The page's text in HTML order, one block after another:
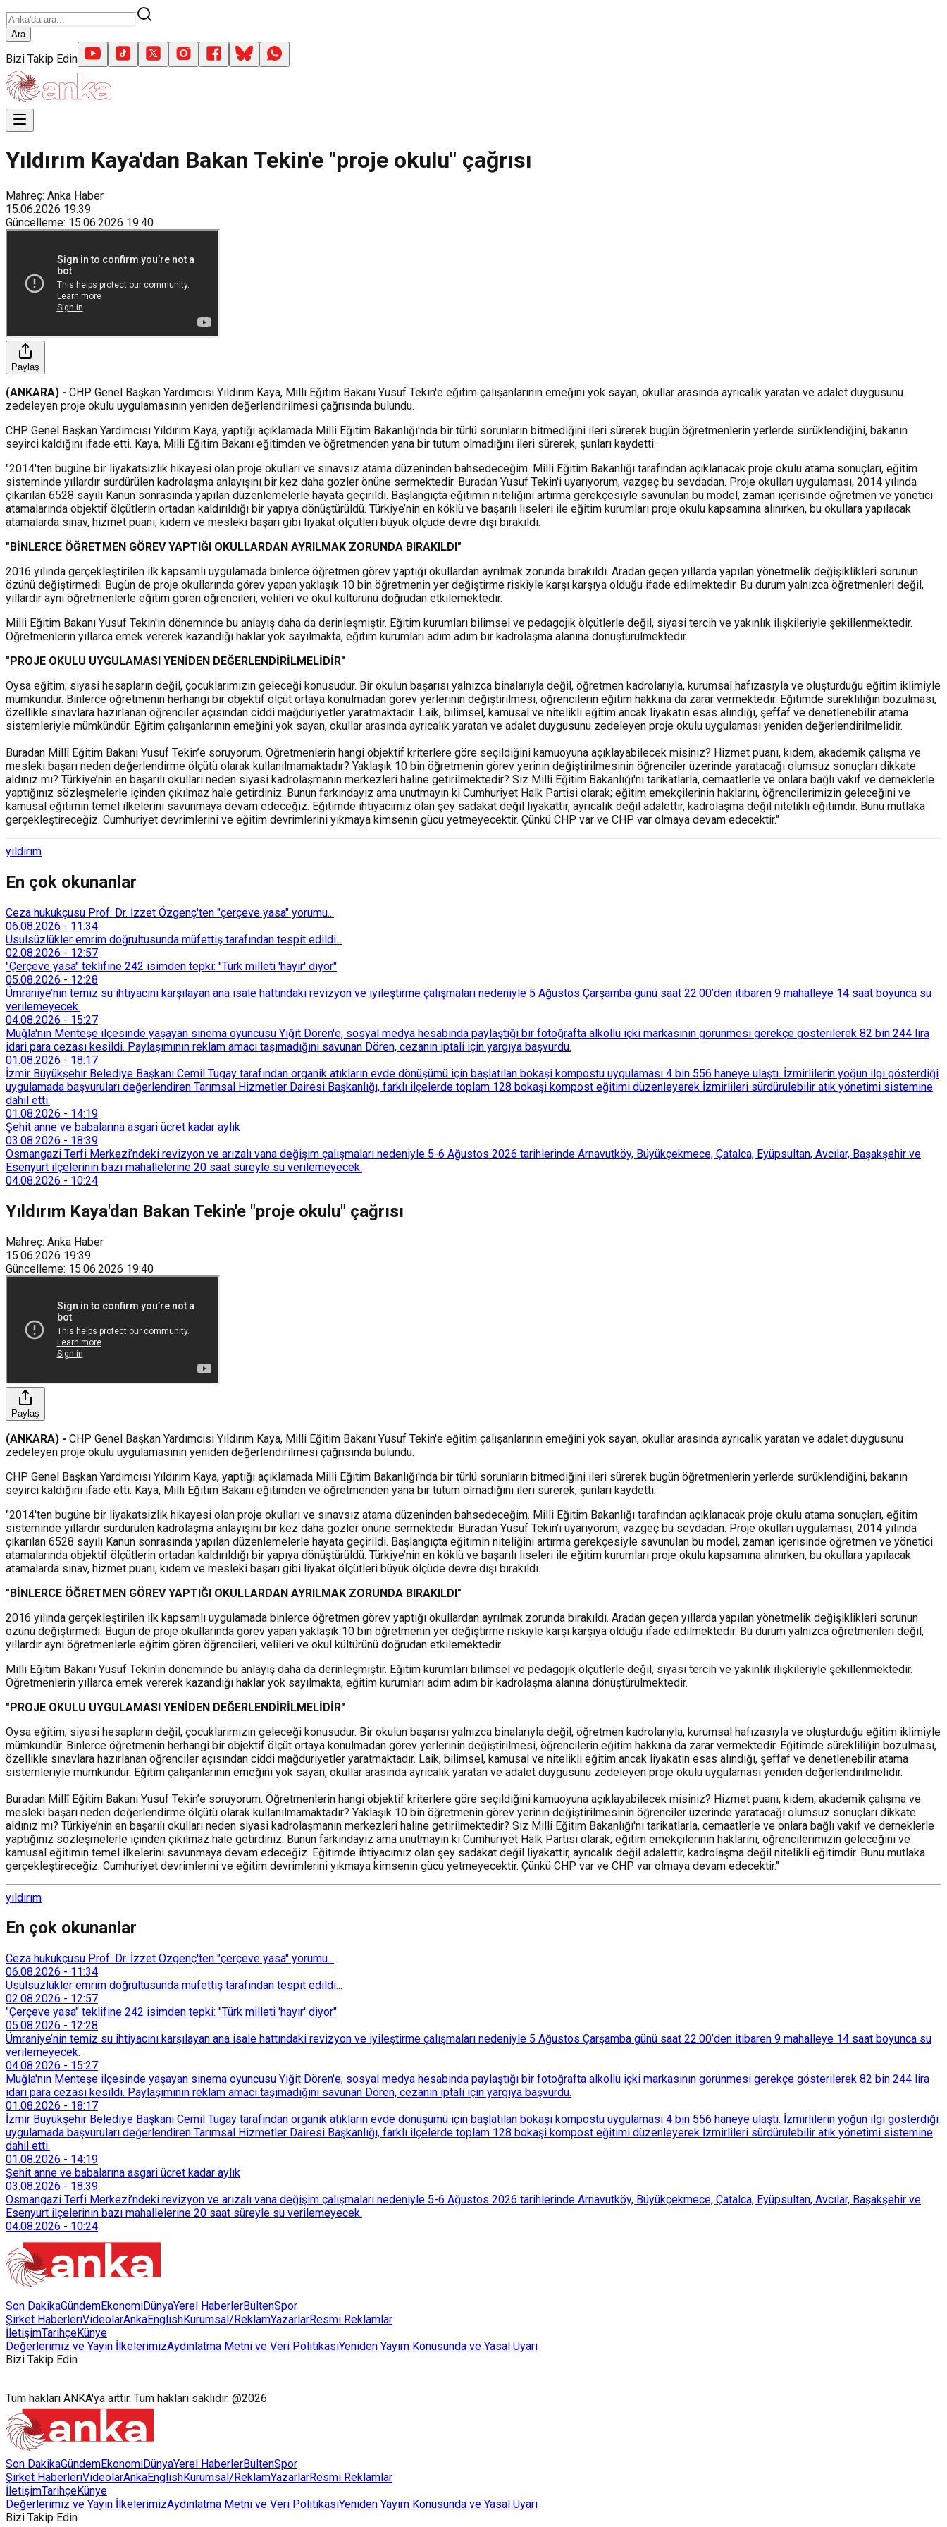
Ara
Bizi Takip Edin
Yıldırım Kaya'dan Bakan Tekin'e "proje okulu" çağrısı
Mahreç: Anka Haber
15.06.2026 19:39
Güncelleme: 15.06.2026 19:40
Paylaş
(ANKARA) - CHP Genel Başkan Yardımcısı Yıldırım Kaya, Milli Eğitim Bakanı Yusuf Tekin'e eğitim çalışanlarının emeğini yok sayan, okullar arasında ayrıcalık yaratan ve adalet duygusunu
zedeleyen proje okulu uygulamasının yeniden değerlendirilmesi çağrısında bulundu.
CHP Genel Başkan Yardımcısı Yıldırım Kaya, yaptığı açıklamada Milli Eğitim Bakanlığı'nda bir türlü sorunların bitmediğini ileri sürerek bugün öğretmenlerin yerlerde sürüklendiğini, bakanın
seyirci kaldığını ifade etti. Kaya, Milli Eğitim Bakanı eğitimden ve öğretmenden yana bir tutum olmadığını ileri sürerek, şunları kaydetti:
"2014'ten bugüne bir liyakatsizlik hikayesi olan proje okulları ve sınavsız atama düzeninden bahsedeceğim. Milli Eğitim Bakanlığı tarafından açıklanacak proje okulu atama sonuçları, eğitim
sisteminde yıllardır sürdürülen kadrolaşma anlayışını bir kez daha gözler önüne sermektedir. Buradan Yusuf Tekin'i uyarıyorum, vazgeç bu sevdadan. Proje okulları uygulaması, 2014 yılında
çıkarılan 6528 sayılı Kanun sonrasında yapılan düzenlemelerle hayata geçirildi. Başlangıçta eğitimin niteliğini artırma gerekçesiyle savunulan bu model, zaman içerisinde öğretmen ve yönetici
atamalarında objektif ölçütlerin ortadan kaldırıldığı bir yapıya dönüştürüldü. Türkiye’nin en köklü ve başarılı liseleri ile eğitim kurumları proje okulu kapsamına alınırken, bu okullara yapılacak
atamalarda sınav, hizmet puanı, kıdem ve mesleki başarı gibi liyakat ölçütleri büyük ölçüde devre dışı bırakıldı.
"BİNLERCE ÖĞRETMEN GÖREV YAPTIĞI OKULLARDAN AYRILMAK ZORUNDA BIRAKILDI"
2016 yılında gerçekleştirilen ilk kapsamlı uygulamada binlerce öğretmen görev yaptığı okullardan ayrılmak zorunda bırakıldı. Aradan geçen yıllarda yapılan yönetmelik değişiklikleri sorunun
özünü değiştirmedi. Bugün de proje okullarında görev yapan yaklaşık 10 bin öğretmenin yer değiştirme riskiyle karşı karşıya olduğu ifade edilmektedir. Bu durum yalnızca öğretmenleri değil,
yıllardır aynı öğretmenlerle eğitim gören öğrencileri, velileri ve okul kültürünü doğrudan etkilemektedir.
Milli Eğitim Bakanı Yusuf Tekin'in döneminde bu anlayış daha da derinleşmiştir. Eğitim kurumları bilimsel ve pedagojik ölçütlerle değil, siyasi tercih ve yakınlık ilişkileriyle şekillenmektedir.
Öğretmenlerin yıllarca emek vererek kazandığı haklar yok sayılmakta, eğitim kurumları adım adım bir kadrolaşma alanına dönüştürülmektedir.
"PROJE OKULU UYGULAMASI YENİDEN DEĞERLENDİRİLMELİDİR"
Oysa eğitim; siyasi hesapların değil, çocuklarımızın geleceği konusudur. Bir okulun başarısı yalnızca binalarıyla değil, öğretmen kadrolarıyla, kurumsal hafızasıyla ve oluşturduğu eğitim iklimiyle
mümkündür. Binlerce öğretmenin herhangi bir objektif ölçüt ortaya konulmadan görev yerlerinin değiştirilmesi, öğrencilerin eğitim hakkına da zarar vermektedir. Eğitimde sürekliliğin bozulması,
özellikle sınavlara hazırlanan öğrenciler açısından ciddi mağduriyetler yaratmaktadır. Laik, bilimsel, kamusal ve nitelikli eğitim ancak liyakatin esas alındığı, şeffaf ve denetlenebilir atama
sistemleriyle mümkündür. Eğitim çalışanlarının emeğini yok sayan, okullar arasında ayrıcalık yaratan ve adalet duygusunu zedeleyen proje okulu uygulaması yeniden değerlendirilmelidir.
Buradan Millî Eğitim Bakanı Yusuf Tekin’e soruyorum. Öğretmenlerin hangi objektif kriterlere göre seçildiğini kamuoyuna açıklayabilecek misiniz? Hizmet puanı, kıdem, akademik çalışma ve
mesleki başarı neden değerlendirme ölçütü olarak kullanılmamaktadır? Yaklaşık 10 bin öğretmenin görev yerinin değiştirilmesinin öğrenciler üzerinde yaratacağı olumsuz sonuçları dikkate
aldınız mı? Türkiye’nin en başarılı okulları neden siyasi kadrolaşmanın merkezleri haline getirilmektedir? Siz Milli Eğitim Bakanlığı'nı tarikatlarla, cemaatlerle ve onlara bağlı vakıf ve derneklerle
yaptığınız sözleşmelerle içinden çıkılmaz hale getirdiniz. Bunun farkındayız ama unutmayın ki Cumhuriyet Halk Partisi olarak; eğitim emekçilerinin haklarını, öğrencilerimizin geleceğini ve
kamusal eğitimin temel ilkelerini savunmaya devam edeceğiz. Eğitimde ihtiyacımız olan şey sadakat değil liyakattir, ayrıcalık değil adalettir, kadrolaşma değil nitelikli eğitimdir. Bunu mutlaka
gerçekleştireceğiz. Cumhuriyet devrimlerini ve eğitim devrimlerini yıkmaya kimsenin gücü yetmeyecektir. Çünkü CHP var ve CHP var olmaya devam edecektir."
yıldırım
En çok okunanlar
Ceza hukukçusu Prof. Dr. İzzet Özgenç'ten "çerçeve yasa" yorumu...
06.08.2026 - 11:34
Usulsüzlükler emrim doğrultusunda müfettiş tarafından tespit edildi...
02.08.2026 - 12:57
"Çerçeve yasa" teklifine 242 isimden tepki: "Türk milleti 'hayır' diyor"
05.08.2026 - 12:28
Ümraniye’nin temiz su ihtiyacını karşılayan ana isale hattındaki revizyon ve iyileştirme çalışmaları nedeniyle 5 Ağustos Çarşamba günü saat 22.00’den itibaren 9 mahalleye 14 saat boyunca su
verilemeyecek.
04.08.2026 - 15:27
Muğla'nın Menteşe ilçesinde yaşayan sinema oyuncusu Yiğit Dören'e, sosyal medya hesabında paylaştığı bir fotoğrafta alkollü içki markasının görünmesi gerekçe gösterilerek 82 bin 244 lira
idari para cezası kesildi. Paylaşımının reklam amacı taşımadığını savunan Dören, cezanın iptali için yargıya başvurdu.
01.08.2026 - 18:17
İzmir Büyükşehir Belediye Başkanı Cemil Tugay tarafından organik atıkların evde dönüşümü için başlatılan bokaşi kompostu uygulaması 4 bin 556 haneye ulaştı. İzmirlilerin yoğun ilgi gösterdiği
uygulamada başvuruları değerlendiren Tarımsal Hizmetler Dairesi Başkanlığı, farklı ilçelerde toplam 128 bokaşi kompost eğitimi düzenleyerek İzmirlileri sürdürülebilir atık yönetimi sistemine
dahil etti.
01.08.2026 - 14:19
Şehit anne ve babalarına asgari ücret kadar aylık
03.08.2026 - 18:39
Osmangazi Terfi Merkezi’ndeki revizyon ve arızalı vana değişim çalışmaları nedeniyle 5-6 Ağustos 2026 tarihlerinde Arnavutköy, Büyükçekmece, Çatalca, Eyüpsultan, Avcılar, Başakşehir ve
Esenyurt ilçelerinin bazı mahallelerine 20 saat süreyle su verilemeyecek.
04.08.2026 - 10:24
Yıldırım Kaya'dan Bakan Tekin'e "proje okulu" çağrısı
Mahreç: Anka Haber
15.06.2026 19:39
Güncelleme: 15.06.2026 19:40
Paylaş
(ANKARA) - CHP Genel Başkan Yardımcısı Yıldırım Kaya, Milli Eğitim Bakanı Yusuf Tekin'e eğitim çalışanlarının emeğini yok sayan, okullar arasında ayrıcalık yaratan ve adalet duygusunu
zedeleyen proje okulu uygulamasının yeniden değerlendirilmesi çağrısında bulundu.
CHP Genel Başkan Yardımcısı Yıldırım Kaya, yaptığı açıklamada Milli Eğitim Bakanlığı'nda bir türlü sorunların bitmediğini ileri sürerek bugün öğretmenlerin yerlerde sürüklendiğini, bakanın
seyirci kaldığını ifade etti. Kaya, Milli Eğitim Bakanı eğitimden ve öğretmenden yana bir tutum olmadığını ileri sürerek, şunları kaydetti:
"2014'ten bugüne bir liyakatsizlik hikayesi olan proje okulları ve sınavsız atama düzeninden bahsedeceğim. Milli Eğitim Bakanlığı tarafından açıklanacak proje okulu atama sonuçları, eğitim
sisteminde yıllardır sürdürülen kadrolaşma anlayışını bir kez daha gözler önüne sermektedir. Buradan Yusuf Tekin'i uyarıyorum, vazgeç bu sevdadan. Proje okulları uygulaması, 2014 yılında
çıkarılan 6528 sayılı Kanun sonrasında yapılan düzenlemelerle hayata geçirildi. Başlangıçta eğitimin niteliğini artırma gerekçesiyle savunulan bu model, zaman içerisinde öğretmen ve yönetici
atamalarında objektif ölçütlerin ortadan kaldırıldığı bir yapıya dönüştürüldü. Türkiye’nin en köklü ve başarılı liseleri ile eğitim kurumları proje okulu kapsamına alınırken, bu okullara yapılacak
atamalarda sınav, hizmet puanı, kıdem ve mesleki başarı gibi liyakat ölçütleri büyük ölçüde devre dışı bırakıldı.
"BİNLERCE ÖĞRETMEN GÖREV YAPTIĞI OKULLARDAN AYRILMAK ZORUNDA BIRAKILDI"
2016 yılında gerçekleştirilen ilk kapsamlı uygulamada binlerce öğretmen görev yaptığı okullardan ayrılmak zorunda bırakıldı. Aradan geçen yıllarda yapılan yönetmelik değişiklikleri sorunun
özünü değiştirmedi. Bugün de proje okullarında görev yapan yaklaşık 10 bin öğretmenin yer değiştirme riskiyle karşı karşıya olduğu ifade edilmektedir. Bu durum yalnızca öğretmenleri değil,
yıllardır aynı öğretmenlerle eğitim gören öğrencileri, velileri ve okul kültürünü doğrudan etkilemektedir.
Milli Eğitim Bakanı Yusuf Tekin'in döneminde bu anlayış daha da derinleşmiştir. Eğitim kurumları bilimsel ve pedagojik ölçütlerle değil, siyasi tercih ve yakınlık ilişkileriyle şekillenmektedir.
Öğretmenlerin yıllarca emek vererek kazandığı haklar yok sayılmakta, eğitim kurumları adım adım bir kadrolaşma alanına dönüştürülmektedir.
"PROJE OKULU UYGULAMASI YENİDEN DEĞERLENDİRİLMELİDİR"
Oysa eğitim; siyasi hesapların değil, çocuklarımızın geleceği konusudur. Bir okulun başarısı yalnızca binalarıyla değil, öğretmen kadrolarıyla, kurumsal hafızasıyla ve oluşturduğu eğitim iklimiyle
mümkündür. Binlerce öğretmenin herhangi bir objektif ölçüt ortaya konulmadan görev yerlerinin değiştirilmesi, öğrencilerin eğitim hakkına da zarar vermektedir. Eğitimde sürekliliğin bozulması,
özellikle sınavlara hazırlanan öğrenciler açısından ciddi mağduriyetler yaratmaktadır. Laik, bilimsel, kamusal ve nitelikli eğitim ancak liyakatin esas alındığı, şeffaf ve denetlenebilir atama
sistemleriyle mümkündür. Eğitim çalışanlarının emeğini yok sayan, okullar arasında ayrıcalık yaratan ve adalet duygusunu zedeleyen proje okulu uygulaması yeniden değerlendirilmelidir.
Buradan Millî Eğitim Bakanı Yusuf Tekin’e soruyorum. Öğretmenlerin hangi objektif kriterlere göre seçildiğini kamuoyuna açıklayabilecek misiniz? Hizmet puanı, kıdem, akademik çalışma ve
mesleki başarı neden değerlendirme ölçütü olarak kullanılmamaktadır? Yaklaşık 10 bin öğretmenin görev yerinin değiştirilmesinin öğrenciler üzerinde yaratacağı olumsuz sonuçları dikkate
aldınız mı? Türkiye’nin en başarılı okulları neden siyasi kadrolaşmanın merkezleri haline getirilmektedir? Siz Milli Eğitim Bakanlığı'nı tarikatlarla, cemaatlerle ve onlara bağlı vakıf ve derneklerle
yaptığınız sözleşmelerle içinden çıkılmaz hale getirdiniz. Bunun farkındayız ama unutmayın ki Cumhuriyet Halk Partisi olarak; eğitim emekçilerinin haklarını, öğrencilerimizin geleceğini ve
kamusal eğitimin temel ilkelerini savunmaya devam edeceğiz. Eğitimde ihtiyacımız olan şey sadakat değil liyakattir, ayrıcalık değil adalettir, kadrolaşma değil nitelikli eğitimdir. Bunu mutlaka
gerçekleştireceğiz. Cumhuriyet devrimlerini ve eğitim devrimlerini yıkmaya kimsenin gücü yetmeyecektir. Çünkü CHP var ve CHP var olmaya devam edecektir."
yıldırım
En çok okunanlar
Ceza hukukçusu Prof. Dr. İzzet Özgenç'ten "çerçeve yasa" yorumu...
06.08.2026 - 11:34
Usulsüzlükler emrim doğrultusunda müfettiş tarafından tespit edildi...
02.08.2026 - 12:57
"Çerçeve yasa" teklifine 242 isimden tepki: "Türk milleti 'hayır' diyor"
05.08.2026 - 12:28
Ümraniye’nin temiz su ihtiyacını karşılayan ana isale hattındaki revizyon ve iyileştirme çalışmaları nedeniyle 5 Ağustos Çarşamba günü saat 22.00’den itibaren 9 mahalleye 14 saat boyunca su
verilemeyecek.
04.08.2026 - 15:27
Muğla'nın Menteşe ilçesinde yaşayan sinema oyuncusu Yiğit Dören'e, sosyal medya hesabında paylaştığı bir fotoğrafta alkollü içki markasının görünmesi gerekçe gösterilerek 82 bin 244 lira
idari para cezası kesildi. Paylaşımının reklam amacı taşımadığını savunan Dören, cezanın iptali için yargıya başvurdu.
01.08.2026 - 18:17
İzmir Büyükşehir Belediye Başkanı Cemil Tugay tarafından organik atıkların evde dönüşümü için başlatılan bokaşi kompostu uygulaması 4 bin 556 haneye ulaştı. İzmirlilerin yoğun ilgi gösterdiği
uygulamada başvuruları değerlendiren Tarımsal Hizmetler Dairesi Başkanlığı, farklı ilçelerde toplam 128 bokaşi kompost eğitimi düzenleyerek İzmirlileri sürdürülebilir atık yönetimi sistemine
dahil etti.
01.08.2026 - 14:19
Şehit anne ve babalarına asgari ücret kadar aylık
03.08.2026 - 18:39
Osmangazi Terfi Merkezi’ndeki revizyon ve arızalı vana değişim çalışmaları nedeniyle 5-6 Ağustos 2026 tarihlerinde Arnavutköy, Büyükçekmece, Çatalca, Eyüpsultan, Avcılar, Başakşehir ve
Esenyurt ilçelerinin bazı mahallelerine 20 saat süreyle su verilemeyecek.
04.08.2026 - 10:24
Son DakikaGündemEkonomiDünyaYerel HaberlerBültenSpor
Şirket HaberleriVideolarAnkaEnglishKurumsal/ReklamYazarlarResmi Reklamlar
İletişimTarihçeKünye
Değerlerimiz ve Yayın İlkelerimizAydınlatma Metni ve Veri PolitikasıYeniden Yayım Konusunda ve Yasal Uyarı
Bizi Takip Edin
Tüm hakları ANKA'ya aittir. Tüm hakları saklıdır. @2026
Son DakikaGündemEkonomiDünyaYerel HaberlerBültenSpor
Şirket HaberleriVideolarAnkaEnglishKurumsal/ReklamYazarlarResmi Reklamlar
İletişimTarihçeKünye
Değerlerimiz ve Yayın İlkelerimizAydınlatma Metni ve Veri PolitikasıYeniden Yayım Konusunda ve Yasal Uyarı
Bizi Takip Edin